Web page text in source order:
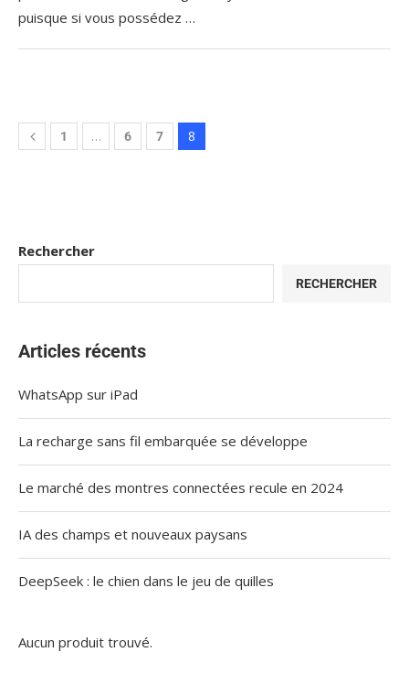
puisque si vous possédez …
1 … 6 7 8
Rechercher
RECHERCHER
Articles récents
WhatsApp sur iPad
La recharge sans fil embarquée se développe
Le marché des montres connectées recule en 2024
IA des champs et nouveaux paysans
DeepSeek : le chien dans le jeu de quilles
Aucun produit trouvé.